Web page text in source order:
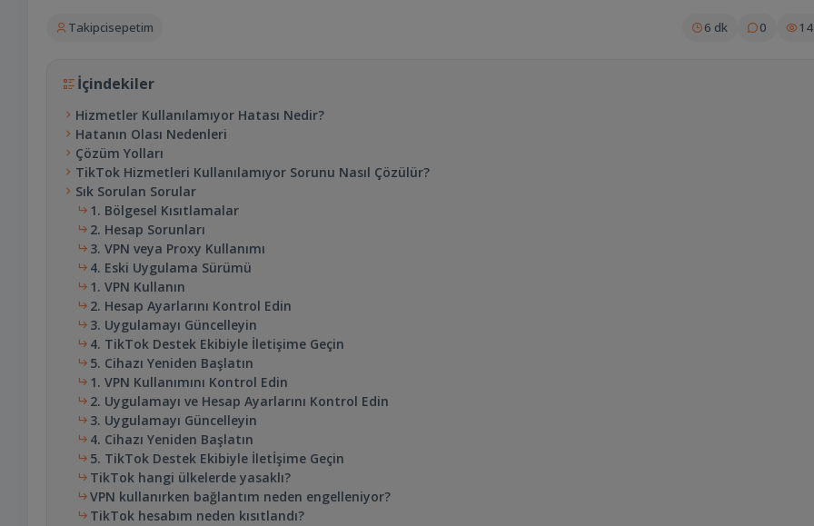
Takipcisepetim 6 dk 0
İçindekiler
Hizmetler Kullanılamıyor Hatası Nedir?
Hatanın Olası Nedenleri
Çözüm Yolları
TikTok Hizmetleri Kullanılamıyor Sorunu Nasıl Çözülür?
Sık Sorulan Sorular
1. Bölgesel Kısıtlamalar
2. Hesap Sorunları
3. VPN veya Proxy Kullanımı
4. Eski Uygulama Sürümü
1. VPN Kullanın
2. Hesap Ayarlarını Kontrol Edin
3. Uygulamayı Güncelleyin
4. TikTok Destek Ekibiyle İletişime Geçin
5. Cihazı Yeniden Başlatın
1. VPN Kullanımını Kontrol Edin
2. Uygulamayı ve Hesap Ayarlarını Kontrol Edin
3. Uygulamayı Güncelleyin
4. Cihazı Yeniden Başlatın
5. TikTok Destek Ekibiyle İletİşime Geçin
TikTok hangi ülkelerde yasaklı?
VPN kullanırken bağlantım neden engelleniyor?
TikTok hesabım neden kısıtlandı?